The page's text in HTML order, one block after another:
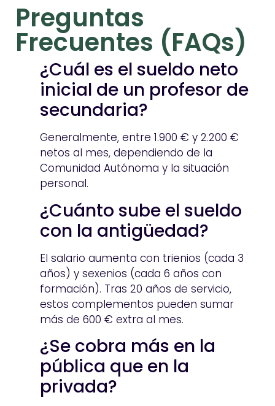
Preguntas
Frecuentes (FAQs)
¿Cuál es el sueldo neto
inicial de un profesor de
secundaria?
Generalmente, entre 1.900 € y 2.200 €
netos al mes, dependiendo de la
Comunidad Autónoma y la situación
personal.
¿Cuánto sube el sueldo
con la antigüedad?
El salario aumenta con trienios (cada 3
años) y sexenios (cada 6 años con
formación). Tras 20 años de servicio,
estos complementos pueden sumar
más de 600 € extra al mes.
¿Se cobra más en la
pública que en la
privada?